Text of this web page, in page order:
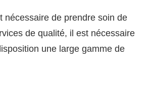
nécessaire de prendre soin de
de qualité, il est nécessaire
une large gamme de